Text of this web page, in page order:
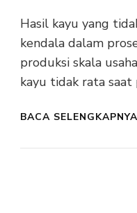
Hasil kayu yang
kendala dalam
produksi skala
kayu tidak rata
BACA SELENGKAPNYA